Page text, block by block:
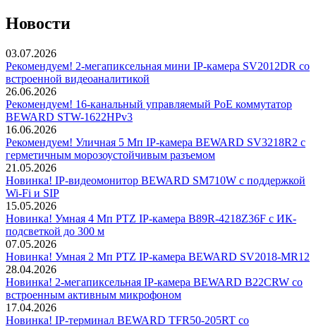
Новости
03.07.2026
Рекомендуем! 2-мегапиксельная мини IP-камера SV2012DR со
встроенной видеоаналитикой
26.06.2026
Рекомендуем! 16-канальный управляемый PoE коммутатор
BEWARD STW-1622HPv3
16.06.2026
Рекомендуем! Уличная 5 Мп IP-камера BEWARD SV3218R2 с
герметичным морозоустойчивым разъемом
21.05.2026
Новинка! IP-видеомонитор BEWARD SM710W с поддержкой
Wi-Fi и SIP
15.05.2026
Новинка! Умная 4 Мп PTZ IP-камера B89R-4218Z36F с ИК-
подсветкой до 300 м
07.05.2026
Новинка! Умная 2 Мп PTZ IP-камера BEWARD SV2018-MR12
28.04.2026
Новинка! 2-мегапиксельная IP-камера BEWARD B22CRW со
встроенным активным микрофоном
17.04.2026
Новинка! IP-терминал BEWARD TFR50-205RT со